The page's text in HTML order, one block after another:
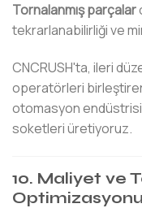
Tornalanmış parçalar
tekrarlanabilirliği ve
CNCRUSH'ta, ileri
operatörleri
otomasyon endüstrisi
soketleri üretiyoruz.
10. Maliyet ve
Optimizasyonu